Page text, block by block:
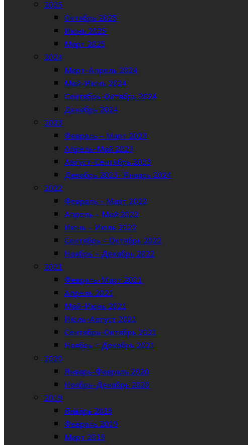
2025
Октябрь 2025
Июнь 2025
Март 2025
2024
Март-Апрель 2024
Май-Июнь 2024
Сентябрь-Октябрь 2024
Декабрь 2024
2023
Февраль – Март 2023
Апрель-Май 2023
Август-Сентябрь 2023
Декабрь 2023- Январь 2024
2022
Февраль – Март 2022
Апрель – Май 2022
Июнь – Июль 2022
Сентябрь – Октябрь 2022
Ноябрь – Декабрь 2022
2021
Февраль-Март 2021
Апрель 2021
Май-Июнь 2021
Июль-Август 2021
Сентябрь-Октябрь 2021
Ноябрь – Декабрь 2021
2020
Январь-Февраль 2020
Ноябрь-Декабрь 2020
2019
Январь 2019
Февраль 2019
Март 2019